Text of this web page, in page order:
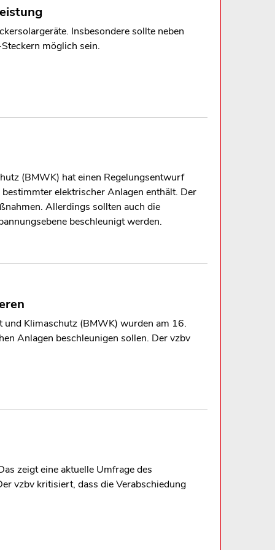
Insbesondere sollte neben
möglich sein.
(BMWK) hat einen Regelungsentwurf
elektrischer Anlagen enthält. Der
Allerdings sollten auch die
beschleunigt werden.
Klimaschutz (BMWK) wurden am 16.
Anlagen beschleunigen sollen. Der vzbv
zeigt eine aktuelle Umfrage des
vzbv kritisiert, dass die Verabschiedung